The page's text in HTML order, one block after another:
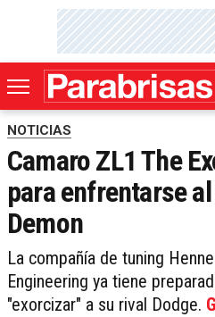
NOTICIAS
Camaro ZL1 The
para enfrentarse
Demon
La compañía de tuning
Engineering ya tiene
"exorcizar" a su rival Dodge.